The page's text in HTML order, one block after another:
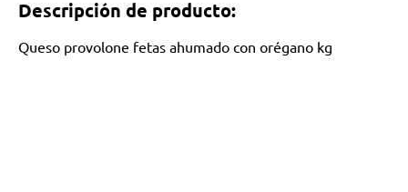
Descripción de producto:
Queso provolone fetas ahumado con orégano kg